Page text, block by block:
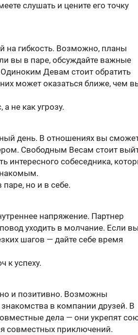
слушать и цените его точку
на гибкость. Возможно, планы
вы в паре, обсуждайте важные
Девам стоит обратить
может оказаться ближе, чем
не как угрозу.
день. В отношениях вы
Свободным Весам стоит
интересного собеседника,
но и в себе.
напряжение. Партнер
уходить в молчание. Если вы
шагов — дайте себе время
к успеху.
и позитивно. Возможны
в компании друзей. В
дела — они укрепят
совместных приключений.